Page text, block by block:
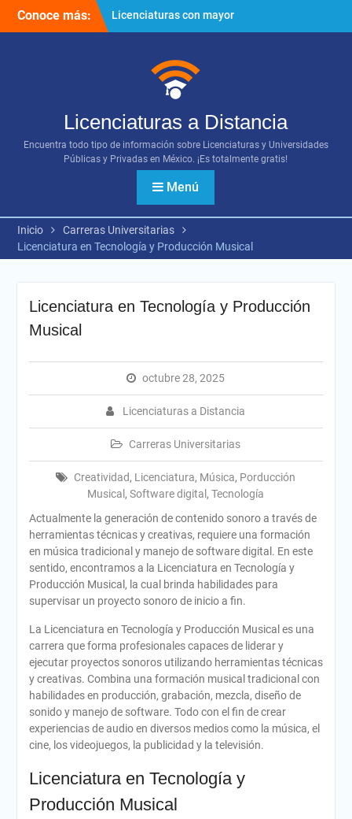
Conoce más:
Licenciaturas con mayor
proyección
¿Cómo utilizar los diversos
recursos digitales?
Licenciaturas a Distancia
Encuentra todo tipo de información sobre Licenciaturas y Universidades
Públicas y Privadas en México. ¡Es totalmente gratis!
Menú
Inicio
Carreras Universitarias
Licenciatura en Tecnología y Producción Musical
Licenciatura en Tecnología y Producción
Musical
octubre 28, 2025
Licenciaturas a Distancia
Carreras Universitarias
Creatividad, Licenciatura, Música, Porducción
Musical ,Software digital ,Tecnología
Actualmente la generación de contenido sonoro a través de
herramientas técnicas y creativas, requiere una formación
en música tradicional y manejo de software digital. En este
sentido, encontramos a la Licenciatura en Tecnología y
Producción Musical, la cual brinda habilidades para
supervisar un proyecto sonoro de inicio a fin.
La Licenciatura en Tecnología y Producción Musical es una
carrera que forma profesionales capaces de liderar y
ejecutar proyectos sonoros utilizando herramientas técnicas
y creativas. Combina una formación musical tradicional con
habilidades en producción, grabación, mezcla, diseño de
sonido y manejo de software. Todo con el fin de crear
experiencias de audio en diversos medios como la música, el
cine, los videojuegos, la publicidad y la televisión.
Licenciatura en Tecnología y
Producción Musical